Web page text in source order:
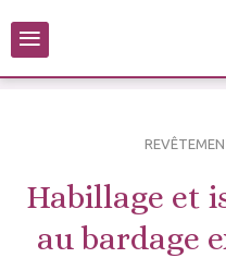
≡
Habillage et
au bardage